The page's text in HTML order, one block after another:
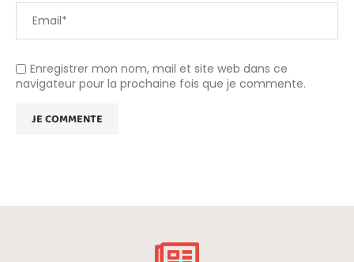
Enregistrer mon nom, mail et site web dans ce
navigateur pour la prochaine fois que je commente.